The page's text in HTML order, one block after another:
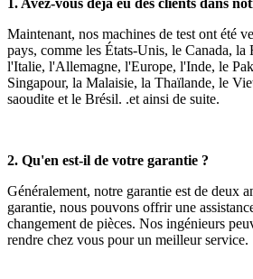
Maintenant, nos machines de test ont été
pays, comme les États-Unis, le Canada,
l'Italie, l'Allemagne, l'Europe, l'Inde, le
Singapour, la Malaisie, la Thaïlande, le
saoudite et le Brésil. .et ainsi de suite.
2. Qu'en est-il de votre garantie ?
Généralement, notre garantie est de deux
garantie, nous pouvons offrir une
changement de pièces. Nos ingénieurs
rendre chez vous pour un meilleur service.